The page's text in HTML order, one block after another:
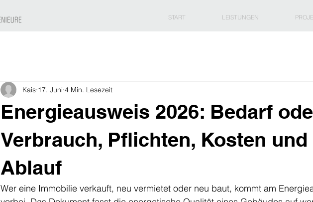
START LEISTUNGEN
Energieausweis 2026: Bedarf
Verbrauch, Pflichten, Kosten und
Ablauf
Kais 17. Juni 4 Min. Lesezeit
Wer eine Immobilie verkauft, neu vermietet oder neu baut, kommt am